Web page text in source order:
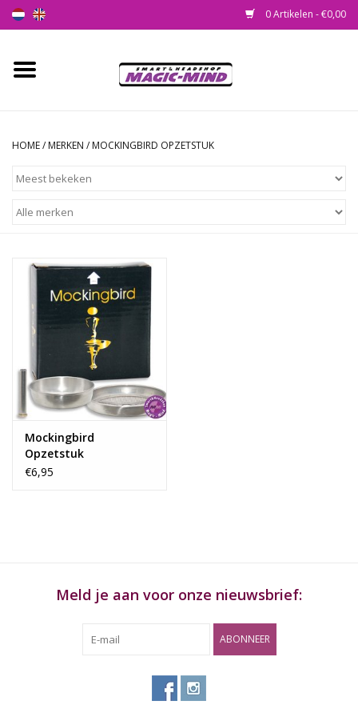
0 Artikelen - €0,00
Home
Headshop
Health Supplies
Psychedelic
Rituals & Wierook
Sale
HOME/ MERKEN / MOCKINGBIRD OPZETSTUK
Mockingbird
Opzetstuk
€6,95
Meld je aan voor onze nieuwsbrief:
ABONNEER